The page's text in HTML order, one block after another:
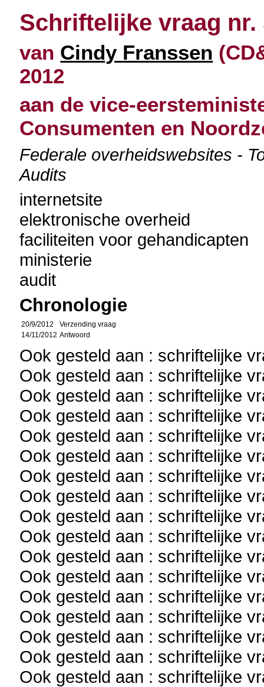
Schriftelijke vraag nr.
van Cindy Franssen
2012
aan de vice-
Consumenten en
Federale overheidswebsites -
Audits
internetsite
elektronische overheid
faciliteiten voor gehandicapten
ministerie
audit
Chronologie
20/9/2012
Verzending vraag
14/11/2012 Antwoord
Ook gesteld aan : schriftelijke
Ook gesteld aan : schriftelijke
Ook gesteld aan : schriftelijke
Ook gesteld aan : schriftelijke
Ook gesteld aan : schriftelijke
Ook gesteld aan : schriftelijke
Ook gesteld aan : schriftelijke
Ook gesteld aan : schriftelijke
Ook gesteld aan : schriftelijke
Ook gesteld aan : schriftelijke
Ook gesteld aan : schriftelijke
Ook gesteld aan : schriftelijke
Ook gesteld aan : schriftelijke
Ook gesteld aan : schriftelijke
Ook gesteld aan : schriftelijke
Ook gesteld aan : schriftelijke
Ook gesteld aan : schriftelijke